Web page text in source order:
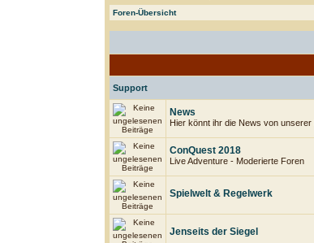
Foren-Übersicht
Support
News
Hier könnt ihr die News von unserer
ConQuest 2018
Live Adventure - Moderierte Foren
Spielwelt & Regelwerk
Jenseits der Siegel